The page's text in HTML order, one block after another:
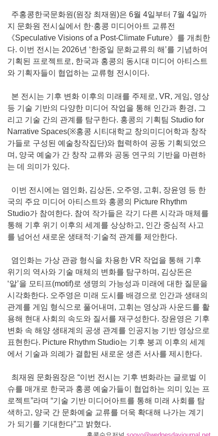
주홍콩한국문화원(원장 최재원)은 6월 4일부터 7월 4일까
지 문화원 전시실에서 한·홍콩 미디어아트 교류전
《Speculative Visions of a Post-Climate Future》를 개최한
다. 이번 전시는 2026년 ‘한중일 문화교류의 해’를 기념하여
기획된 프로젝트로, 한국과 홍콩의 동시대 미디어 아티스트
와 기획자들이 협업하는 교류형 전시이다.
본 전시는 기후 변화 이후의 미래를 주제로, VR, 게임, 영상
등 기술 기반의 다양한 미디어 작업을 통해 인간과 환경, 그
리고 기술 간의 관계를 탐구한다. 홍콩의 기획팀 Studio for
Narrative Spaces(※홍콩 시티대학교 창의미디어학과 창작
가들로 구성된 예술창작집단)와 협력하여 공동 기획되었으
며, 양국 예술가 간 창작 교류와 공동 연구의 기반을 마련하
는 데 의미가 있다.
이번 전시에는 염인화, 김상돈, 오주영, 고휘, 장윤영 등 한
국의 주요 미디어 아티스트와 홍콩의 Picture Rhythm
Studio가 참여한다. 참여 작가들은 각기 다른 시각과 매체를
통해 기후 위기 이후의 세계를 상상하고, 인간 중심적 사고
를 넘어선 새로운 생태적·기술적 관계를 제안한다.
염인화는 가상 관광 형식을 차용한 VR 작업을 통해 기후
위기의 역사와 기술 매체의 변화를 탐구하며, 김상돈은
‘알’을 모티프(motif)로 생명의 가능성과 미래에 대한 질문을
시각화한다. 오주영은 미래 도시를 배경으로 인간과 생태의
관계를 게임 형식으로 풀어내며, 고휘는 영상과 사운드를 활
용해 현대 사회의 속도와 질서를 재구성한다. 장윤영은 기후
변화 속 해양 생태계의 공생 관계를 인공지능 기반 영상으로
표현한다. Picture Rhythm Studio는 기후 붕괴 이후의 세계
에서 기술과 의례가 결합된 새로운 생존 서사를 제시한다.
최재원 문화원장은 “이번 전시는 기후 변화라는 글로벌 이
슈를 매개로 한국과 홍콩 예술가들이 협업하는 의미 있는 프
로젝트”라며 “기술 기반 미디어아트를 통해 미래 사회를 탐
색하고, 양국 간 문화예술 교류를 더욱 확대해 나가는 계기
가 되기를 기대한다”고 밝혔다.